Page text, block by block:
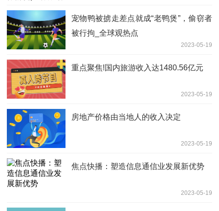
宠物鸭被掳走差点就成“老鸭煲”，偷窃者
被行拘_全球观热点
2023-05-19
重点聚焦!国内旅游收入达1480.56亿元
2023-05-19
房地产价格由当地人的收入决定
2023-05-19
焦点快播：塑造信息通信业发展新优势
2023-05-19